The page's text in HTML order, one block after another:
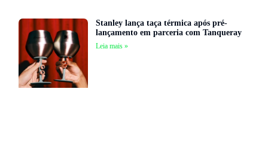
Stanley lança taça térmica após pré-
lançamento em parceria com Tanqueray
Leia mais »